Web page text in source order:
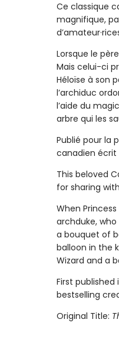
Ce classique
magnifique,
Lorsque le
Mais celui-ci
Héloïse à son
l’archiduc
l’aide du
arbre qui les
Publié pour la
canadien écrit
This beloved
for sharing
When
archduke,
a bouquet of
balloon in the
Wizard and a
First published
bestselling
Original Title: